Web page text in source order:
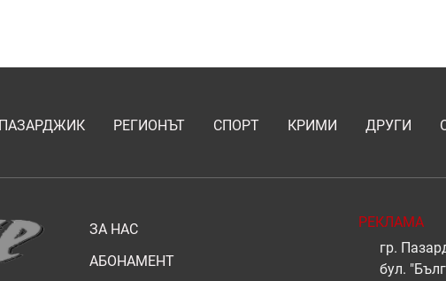
ПАЗАРДЖИК РЕГИОНЪТ СПОРТ КРИМИ ДРУГИ
ЗА НАС
АБОНАМЕНТ
РЕКЛАМА
гр.
бул.